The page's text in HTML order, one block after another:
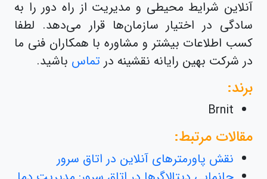
آنلاین شرایط محیطی و مدیریت از راه دور را به
سادگی در اختیار سازمان‌ها قرار می‌دهد. لطفا
کسب اطلاعات بیشتر و مشاوره با همکاران فنی ما
در شرکت بهین رایانه نقشینه در تماس باشید.
برند:
Brnit
مقالات مرتبط:
نقش پاورمترهای آنلاین در اتاق سرور